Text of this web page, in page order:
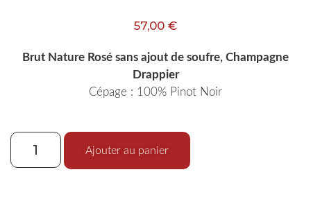
57,00 €
Brut Nature Rosé sans ajout de soufre, Champagne
Drappier
Cépage : 100% Pinot Noir
Ajouter au panier